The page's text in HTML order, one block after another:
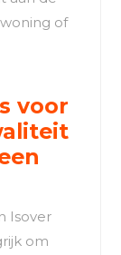
of
voor
Isover
om